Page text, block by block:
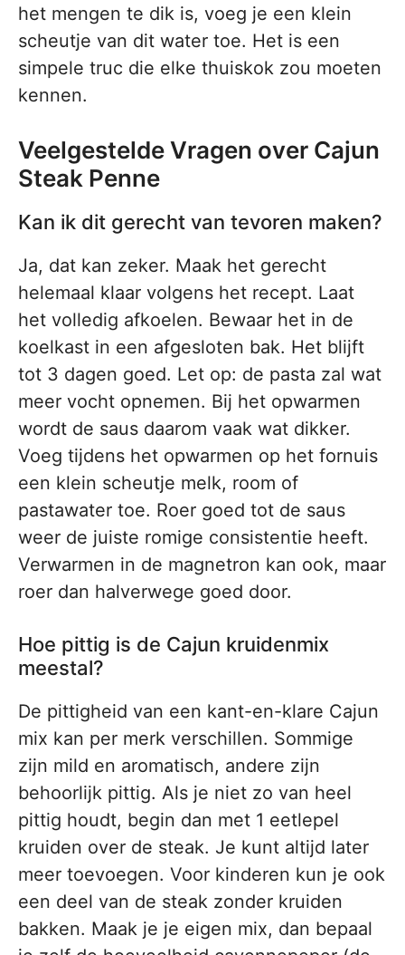
het mengen te dik is, voeg je een klein
scheutje van dit water toe. Het is een
simpele truc die elke thuiskok zou moeten
kennen.
Veelgestelde Vragen over Cajun
Steak Penne
Kan ik dit gerecht van tevoren maken?
Ja, dat kan zeker. Maak het gerecht
helemaal klaar volgens het recept. Laat
het volledig afkoelen. Bewaar het in de
koelkast in een afgesloten bak. Het blijft
tot 3 dagen goed. Let op: de pasta zal wat
meer vocht opnemen. Bij het opwarmen
wordt de saus daarom vaak wat dikker.
Voeg tijdens het opwarmen op het fornuis
een klein scheutje melk, room of
pastawater toe. Roer goed tot de saus
weer de juiste romige consistentie heeft.
Verwarmen in de magnetron kan ook, maar
roer dan halverwege goed door.
Hoe pittig is de Cajun kruidenmix
meestal?
De pittigheid van een kant-en-klare Cajun
mix kan per merk verschillen. Sommige
zijn mild en aromatisch, andere zijn
behoorlijk pittig. Als je niet zo van heel
pittig houdt, begin dan met 1 eetlepel
kruiden over de steak. Je kunt altijd later
meer toevoegen. Voor kinderen kun je ook
een deel van de steak zonder kruiden
bakken. Maak je je eigen mix, dan bepaal